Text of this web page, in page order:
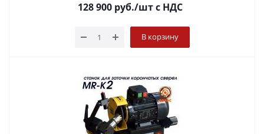
128 900руб./штс НДС
В корзину